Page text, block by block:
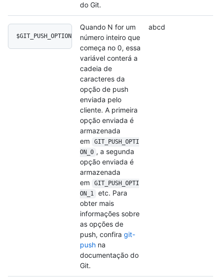
do Git.
$GIT_PUSH_OPTION_N
Quando N for um
número inteiro que
começa no 0, essa
variável conterá a
cadeia de
caracteres da
opção de push
enviada pelo
cliente. A primeira
opção enviada é
armazenada
em
GIT_PUSH_OPTI
ON_0 , a segunda
opção enviada é
armazenada
em
GIT_PUSH_OPTI
ON_1
etc. Para
obter mais
informações sobre
as opções de
push, confira git-
push na
documentação do
Git.
abcd